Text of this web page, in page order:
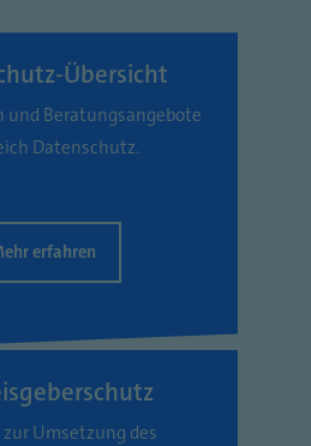
Übersicht
und Beratungsangebote
Datenschutz.
erfahren
Umsetzung des